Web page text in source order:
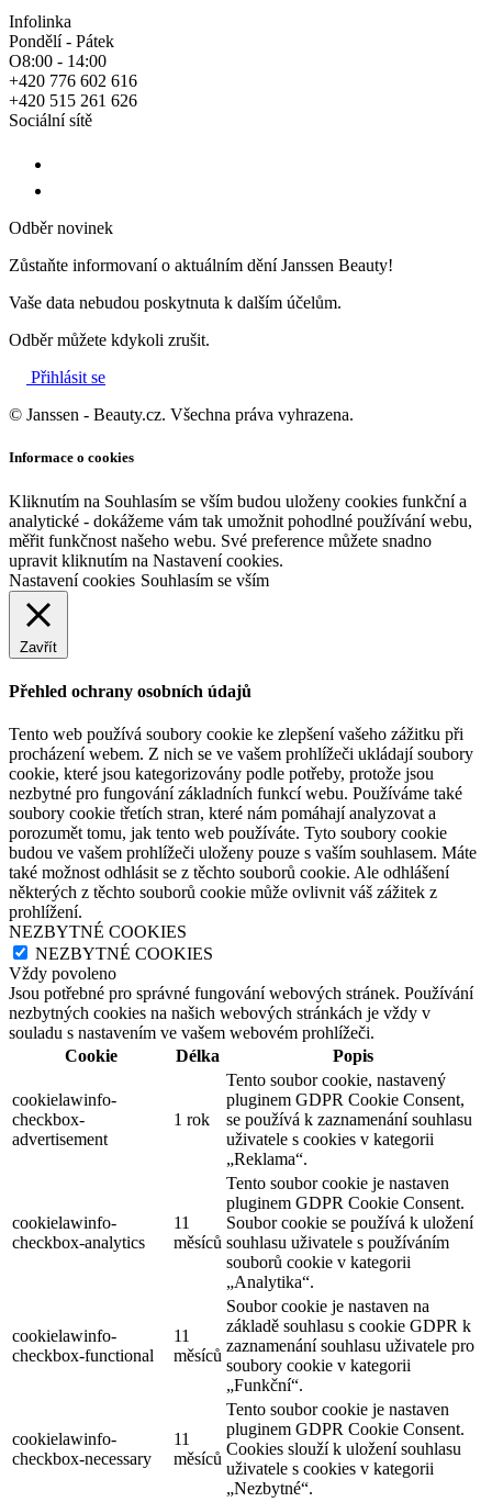
Infolinka
Pondělí - Pátek
O8:00 - 14:00
+420 776 602 616
+420 515 261 626
Sociální sítě
Odběr novinek
Zůstaňte informovaní o aktuálním dění Janssen Beauty!
Vaše data nebudou poskytnuta k dalším účelům.
Odběr můžete kdykoli zrušit.
Přihlásit se
© Janssen - Beauty.cz. Všechna práva vyhrazena.
Informace o cookies
Kliknutím na Souhlasím se vším budou uloženy cookies funkční a
analytické - dokážeme vám tak umožnit pohodlné používání webu,
měřit funkčnost našeho webu. Své preference můžete snadno
upravit kliknutím na Nastavení cookies.
Nastavení cookies Souhlasím se vším
Zavřít
Přehled ochrany osobních údajů
Tento web používá soubory cookie ke zlepšení vašeho zážitku při
procházení webem. Z nich se ve vašem prohlížeči ukládají soubory
cookie, které jsou kategorizovány podle potřeby, protože jsou
nezbytné pro fungování základních funkcí webu. Používáme také
soubory cookie třetích stran, které nám pomáhají analyzovat a
porozumět tomu, jak tento web používáte. Tyto soubory cookie
budou ve vašem prohlížeči uloženy pouze s vaším souhlasem. Máte
také možnost odhlásit se z těchto souborů cookie. Ale odhlášení
některých z těchto souborů cookie může ovlivnit váš zážitek z
prohlížení.
NEZBYTNÉ COOKIES
NEZBYTNÉ COOKIES
Vždy povoleno
Jsou potřebné pro správné fungování webových stránek. Používání
nezbytných cookies na našich webových stránkách je vždy v
souladu s nastavením ve vašem webovém prohlížeči.
Cookie
Délka Popis
cookielawinfo-
checkbox-
advertisement
1 rok
Tento soubor cookie, nastavený
pluginem GDPR Cookie Consent,
se používá k zaznamenání souhlasu
uživatele s cookies v kategorii
„Reklama“.
cookielawinfo-
checkbox-analytics
11
měsíců
Tento soubor cookie je nastaven
pluginem GDPR Cookie Consent.
Soubor cookie se používá k uložení
souhlasu uživatele s používáním
souborů cookie v kategorii
„Analytika“.
cookielawinfo-
checkbox-functional
11
měsíců
Soubor cookie je nastaven na
základě souhlasu s cookie GDPR k
zaznamenání souhlasu uživatele pro
soubory cookie v kategorii
„Funkční“.
cookielawinfo-
checkbox-necessary
11
měsíců
Tento soubor cookie je nastaven
pluginem GDPR Cookie Consent.
Cookies slouží k uložení souhlasu
uživatele s cookies v kategorii
„Nezbytné“.